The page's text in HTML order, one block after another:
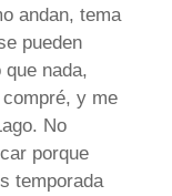
andan, tema
pueden
nada,
y me
No
porque
temporada